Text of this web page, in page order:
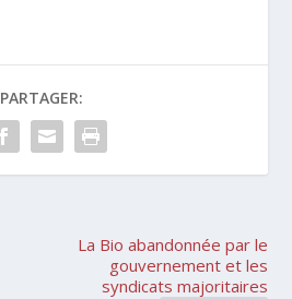
PARTAGER:
La Bio abandonnée par le
gouvernement et les
syndicats majoritaires